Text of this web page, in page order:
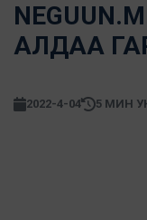
АЛДАА
2022-4-04 5 МИН